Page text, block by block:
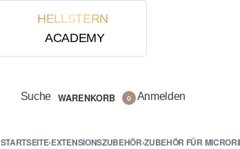
HELLSTERN
ACADEMY
Suche WARENKORB 0 Anmelden
STARTSEITE›EXTENSIONSZUBEHÖR›ZUBEHÖR FÜR